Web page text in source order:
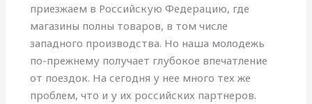
приезжаем в Российскую Федерацию, где
магазины полны товаров, в том числе
западного производства. Но наша молодежь
по-прежнему получает глубокое впечатление
от поездок. На сегодня у нее много тех же
проблем, что и у их российских партнеров.